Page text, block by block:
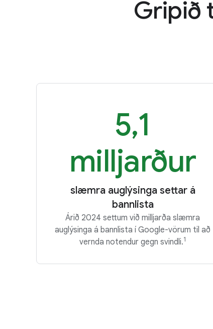
Gripið
5,1
milljarður
slæmra auglýsinga settar á
bannlista
Árið 2024 settum við milljarða slæmra
auglýsinga á bannlista í Google-vörum til að
vernda notendur gegn svindli.1